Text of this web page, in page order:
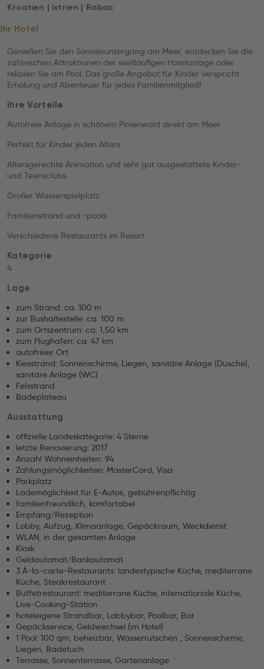
Kroatien | Istrien | Rabac
Ihr Hotel
Genießen Sie den Sonnenuntergang am Meer, entdecken Sie die
zahlreichen Attraktionen der weitläufigen Hotelanlage oder
relaxen Sie am Pool. Das große Angebot für Kinder verspricht
Erholung und Abenteuer für jedes Familienmitglied!
Ihre Vorteile
Autofreie Anlage in schönem Pinienwald direkt am Meer
Perfekt für Kinder jeden Alters
Altersgerechte Animation und sehr gut ausgestattete Kinder-
und Teensclubs
Großer Wasserspielplatz
Familienstrand und -pools
Verschiedene Restaurants im Resort
Kategorie
4
Lage
zum Strand: ca. 100 m
zur Bushaltestelle: ca. 100 m
zum Ortszentrum: ca. 1,50 km
zum Flughafen: ca. 47 km
autofreier Ort
Kiesstrand: Sonnenschirme, Liegen, sanitäre Anlage (Dusche),
sanitäre Anlage (WC)
Felsstrand
Badeplateau
Ausstattung
offizielle Landeskategorie: 4 Sterne
letzte Renovierung: 2017
Anzahl Wohneinheiten: 94
Zahlungsmöglichkeiten: MasterCard, Visa
Parkplatz
Lademöglichkeit für E-Autos, gebührenpflichtig
familienfreundlich, komfortabel
Empfang/Rezeption
Lobby, Aufzug, Klimaanlage, Gepäckraum, Weckdienst
WLAN, in der gesamten Anlage
Kiosk
Geldautomat/Bankautomat
3 À-la-carte-Restaurants: landestypische Küche, mediterrane
Küche, Steakrestaurant
Buffetrestaurant: mediterrane Küche, internationale Küche,
Live-Cooking-Station
hoteleigene Strandbar, Lobbybar, Poolbar, Bar
Gepäckservice, Geldwechsel (im Hotel)
1 Pool: 100 qm, beheizbar, Wasserrutschen , Sonnenschirme,
Liegen, Badetuch
Terrasse, Sonnenterrasse, Gartenanlage